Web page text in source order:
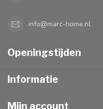
info@marc-home.nl
Openingstijden
Informatie
Mijn account